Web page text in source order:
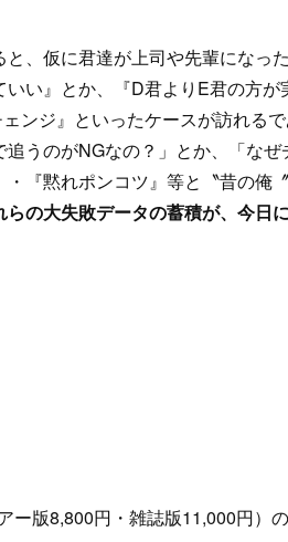
、仮に君達が上司や先輩になっ
い』とか、『D君よりE君の方が
ンジ』といったケースが訪れるで
うのがNGなの？」とか、「な
『黙れポンコツ』等と〝昔の俺
らの大失敗データの蓄積が、今日
ー版8,800円・雑誌版11,000円）